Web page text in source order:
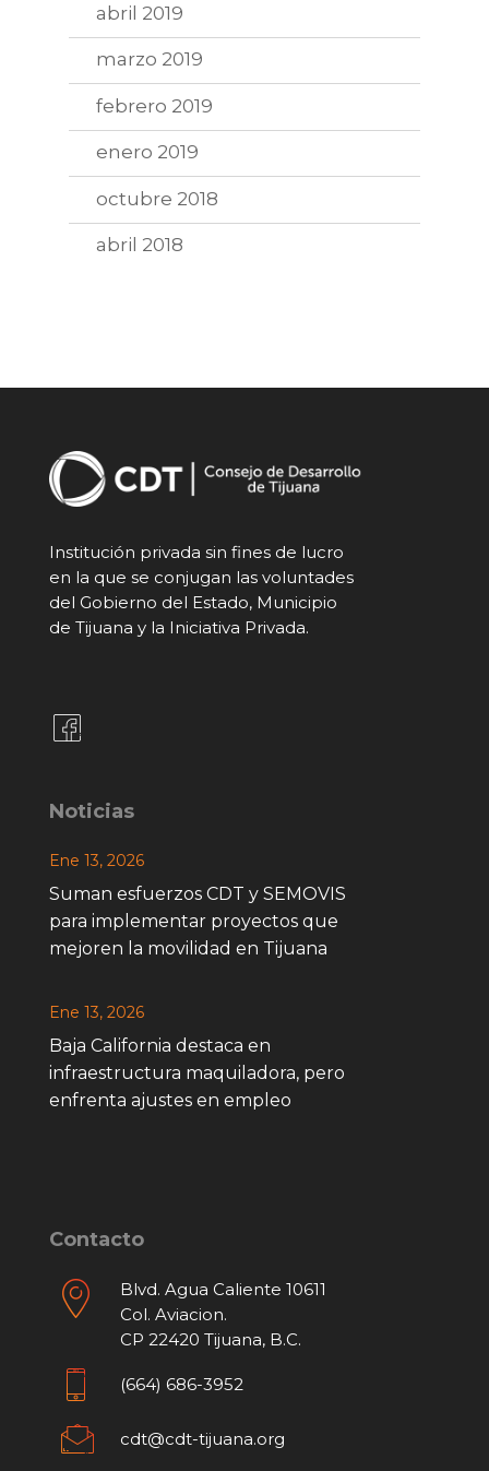
abril 2019
marzo 2019
febrero 2019
enero 2019
octubre 2018
abril 2018
Institución privada sin fines de lucro
en la que se conjugan las voluntades
del Gobierno del Estado, Municipio
de Tijuana y la Iniciativa Privada.
Noticias
Suman esfuerzos CDT y SEMOVIS
para implementar proyectos que
mejoren la movilidad en Tijuana
Ene 13, 2026
Baja California destaca en
infraestructura maquiladora, pero
enfrenta ajustes en empleo
Ene 13, 2026
Contacto
Blvd. Agua Caliente 10611
Col. Aviacion.
CP 22420 Tijuana, B.C.
(664) 686-3952
cdt@cdt-tijuana.org